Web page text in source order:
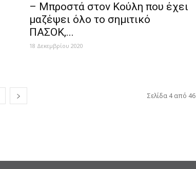
– Μπροστά στον Κούλη που έχει
μαζέψει όλο το σημιτικό
ΠΑΣΟΚ,...
18 Δεκεμβρίου 2020
Σελίδα 4 από 46